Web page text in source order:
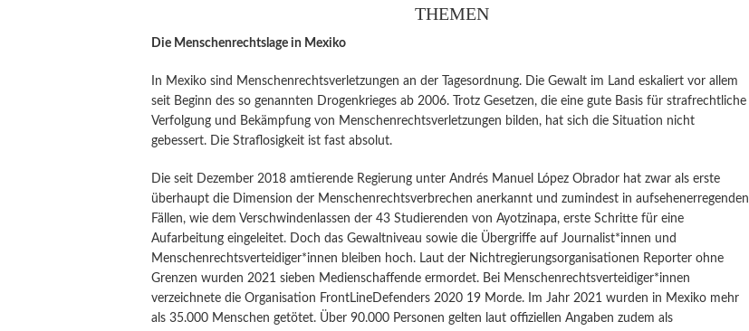
THEMEN
Die Menschenrechtslage in Mexiko
In Mexiko sind Menschenrechtsverletzungen an der Tagesordnung. Die Gewalt im Land eskaliert vor allem
seit Beginn des so genannten Drogenkrieges ab 2006. Trotz Gesetzen, die eine gute Basis für strafrechtliche
Verfolgung und Bekämpfung von Menschenrechtsverletzungen bilden, hat sich die Situation nicht
gebessert. Die Straflosigkeit ist fast absolut.
Die seit Dezember 2018 amtierende Regierung unter Andrés Manuel López Obrador hat zwar als erste
überhaupt die Dimension der Menschenrechtsverbrechen anerkannt und zumindest in aufsehenerregenden
Fällen, wie dem Verschwindenlassen der 43 Studierenden von Ayotzinapa, erste Schritte für eine
Aufarbeitung eingeleitet. Doch das Gewaltniveau sowie die Übergriffe auf Journalist*innen und
Menschenrechtsverteidiger*innen bleiben hoch. Laut der Nichtregierungsorganisationen Reporter ohne
Grenzen wurden 2021 sieben Medienschaffende ermordet. Bei Menschenrechtsverteidiger*innen
verzeichnete die Organisation FrontLineDefenders 2020 19 Morde. Im Jahr 2021 wurden in Mexiko mehr
als 35.000 Menschen getötet. Über 90.000 Personen gelten laut offiziellen Angaben zudem als